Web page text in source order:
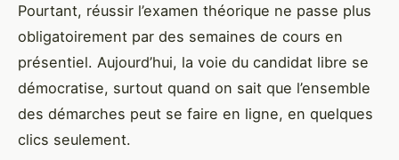
Pourtant, réussir l’examen théorique ne passe plus
obligatoirement par des semaines de cours en
présentiel. Aujourd’hui, la voie du candidat libre se
démocratise, surtout quand on sait que l’ensemble
des démarches peut se faire en ligne, en quelques
clics seulement.